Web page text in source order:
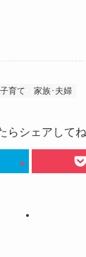
子育て 家族･夫婦
らシェアしてね